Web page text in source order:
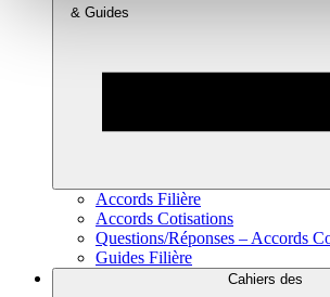
& Guides
Accords Filière
Accords Cotisations
Questions/Réponses – Accords
Guides Filière
Cahiers des